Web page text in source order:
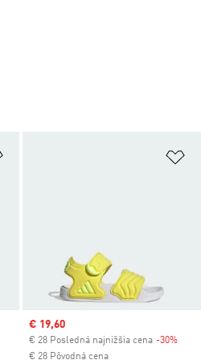
Pridať do zoznamu želaných
Discount
Sale price
€ 19,60
€ 28 Posledná najnižšia cena -30%
€ 28 Pôvodná cena